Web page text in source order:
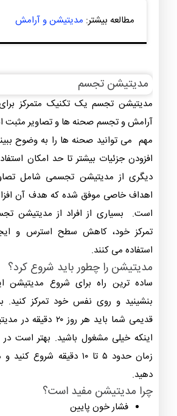
مطالعه بیشتر: مدیتیشن و آرامش
مدیتیشن تجسم
مدیتیشن تجسم یک تکنیک متمرکز
آرامش و تجسم صحنه ها و تصاویر مثبت
مهم می توانید صحنه‌ ها را به وضوح
افزودن جزئیات بیشتر تا حد امکان
دیگری از مدیتیشن تجسمی شامل
اهداف خاصی موفق شده که هدف آن
است. بسیاری از افراد از مدیتیشن
تمرکز خود، کاهش سطح استرس و
استفاده می ‌کنند.
مدیتیشن را چطور باید شروع کرد؟
ساده ترین راه برای شروع مدیتیشن
بنشینید و روی نفس خود تمرکز کنید.
قدیمی شما باید هر روز
اینکه خیلی مشغول باشید. بهتر است
زمان حدود ۵ تا ۱۰ دقیقه
دهید.
چرا مدیتیشن مفید است؟
فشار خون پایین